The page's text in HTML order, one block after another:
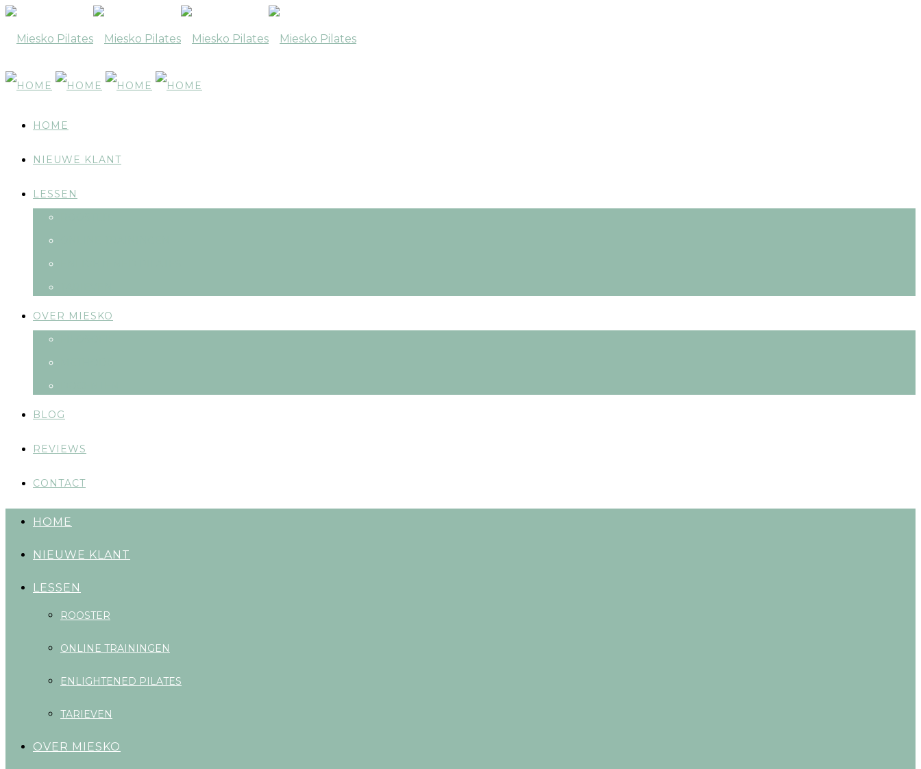
HOME
NIEUWE KLANT
LESSEN
OVER MIESKO
BLOG
REVIEWS
CONTACT
HOME
NIEUWE KLANT
LESSEN
ROOSTER
ONLINE TRAININGEN
ENLIGHTENED PILATES
TARIEVEN
OVER MIESKO